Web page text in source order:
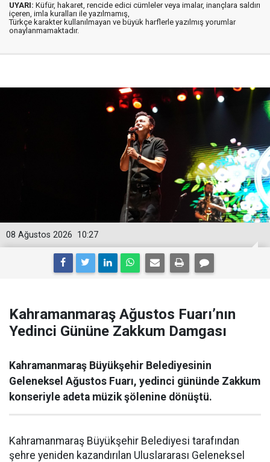
UYARI: Küfür, hakaret, rencide edici cümleler veya imalar, inançlara saldırı
içeren, imla kuralları ile yazılmamış,
Türkçe karakter kullanılmayan ve büyük harflerle yazılmış yorumlar
onaylanmamaktadır.
10:27
08 Ağustos 2026
Kahramanmaraş Ağustos Fuarı’nın
Yedinci Gününe Zakkum Damgası
Kahramanmaraş Büyükşehir Belediyesinin
Geleneksel Ağustos Fuarı, yedinci gününde Zakkum
konseriyle adeta müzik şölenine dönüştü.
Kahramanmaraş Büyükşehir Belediyesi tarafından
şehre yeniden kazandırılan Uluslararası Geleneksel